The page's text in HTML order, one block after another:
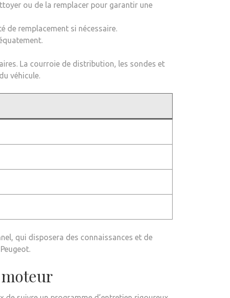
ou de la remplacer pour garantir une
de remplacement si nécessaire.
La courroie de distribution, les sondes et
véhicule.
qui disposera des connaissances et de